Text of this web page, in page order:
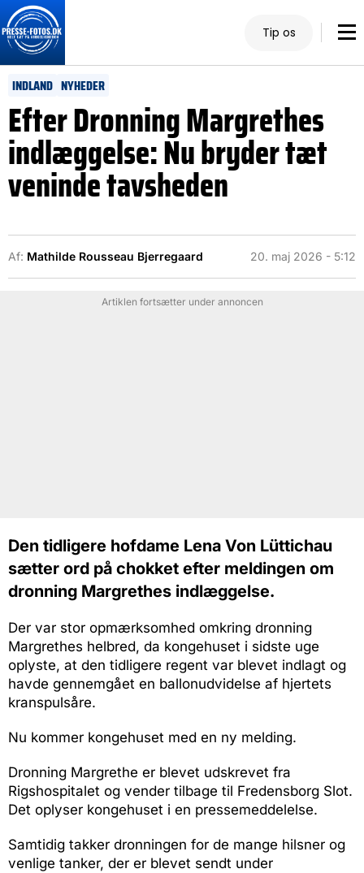
Tip os
INDLAND NYHEDER
Efter Dronning Margrethes
indlæggelse: Nu bryder tæt
veninde tavsheden
Af: Mathilde Rousseau Bjerregaard 20. maj 2026 - 5:12
Artiklen fortsætter under annoncen
Den tidligere hofdame Lena Von Lüttichau
sætter ord på chokket efter meldingen om
dronning Margrethes indlæggelse.
Der var stor opmærksomhed omkring dronning
Margrethes helbred, da kongehuset i sidste uge
oplyste, at den tidligere regent var blevet indlagt og
havde gennemgået en ballonudvidelse af hjertets
kranspulsåre.
Nu kommer kongehuset med en ny melding.
Dronning Margrethe er blevet udskrevet fra
Rigshospitalet og vender tilbage til Fredensborg Slot.
Det oplyser kongehuset i en pressemeddelelse.
Samtidig takker dronningen for de mange hilsner og
venlige tanker, der er blevet sendt under